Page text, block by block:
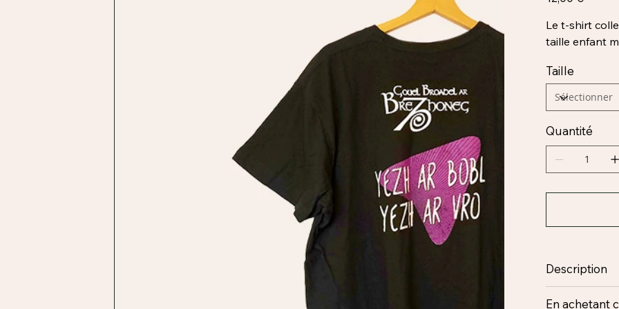
Le t-shirt
taille enfant
Taille
Quantité
Description
En achetant